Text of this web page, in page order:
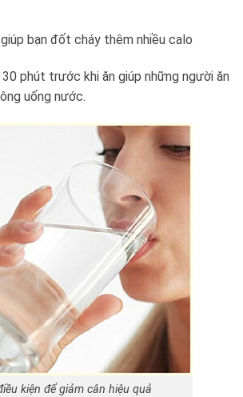
bạn đốt cháy thêm nhiều calo
phút trước khi ăn giúp những người ăn
uống nước.
kiện để giảm cân hiệu quả